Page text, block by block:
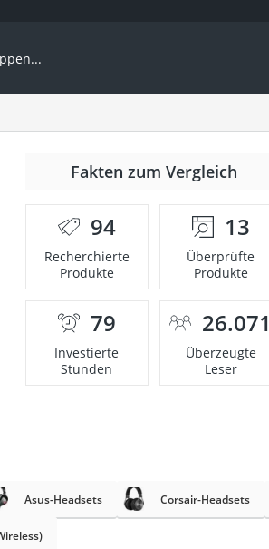
Fakten zum Vergleich
94
Recherchierte
Produkte
13
Überprüfte
Produkte
79
Investierte
Stunden
26.071
Überzeugte
Leser
Asus-Headsets Corsair-Headsets